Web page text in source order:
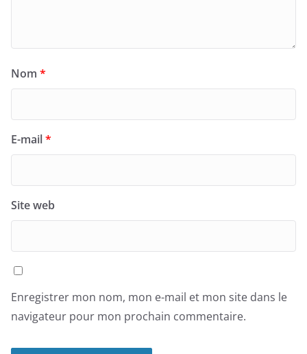
Nom *
E-mail*
Site web
Enregistrer mon nom, mon e-mail et mon site dans le
navigateur pour mon prochain commentaire.